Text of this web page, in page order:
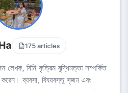
175 articles
যিনি কৃত্রিম বুদ্ধিমত্তা সম্পর্কিত
করেন। ব্যবসা, বিষয়বস্তু সৃজন এবং